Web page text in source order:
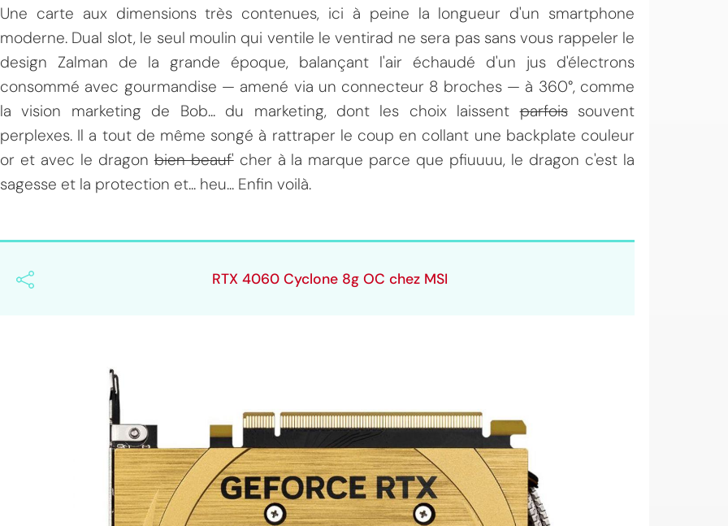
Une carte aux dimensions très contenues, ici à peine la longueur d'un smartphone
moderne. Dual slot, le seul moulin qui ventile le ventirad ne sera pas sans vous rappeler le
design Zalman de la grande époque, balançant l'air échaudé d'un jus d'électrons
consommé avec gourmandise — amené via un connecteur 8 broches — à 360°, comme
la vision marketing de Bob... du marketing, dont les choix laissentparfoissouvent
perplexes. Il a tout de même songé à rattraper le coup en collant une backplate couleur
or et avec le dragonbien beauf'cher à la marque parce que pfiuuuu, le dragon c'est la
sagesse et la protection et... heu... Enfin voilà.
RTX 4060 Cyclone 8g OC chez MSI